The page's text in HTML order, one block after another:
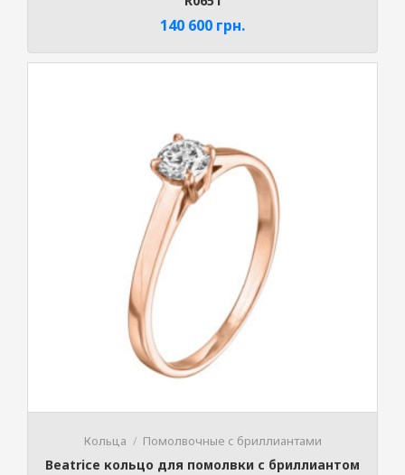
140 600 грн.
Кольца Помолвочные с бриллиантами
Beatrice кольцо для помолвки с бриллиантом